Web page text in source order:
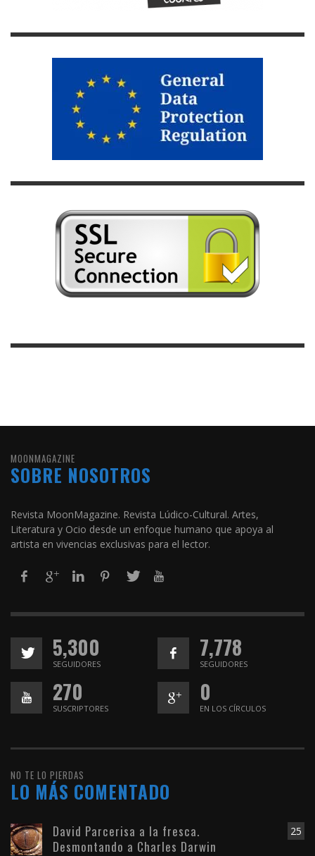
MOONMAGAZINE
SOBRE NOSOTROS
Revista MoonMagazine. Revista Lúdico-Cultural. Artes,
Literatura y Ocio desde un enfoque humano que apoya al
artista en vivencias exclusivas para el lector.
5,300
SEGUIDORES
7,778
SEGUIDORES
270
SUSCRIPTORES
0
EN LOS CÍRCULOS
NO TE LO PIERDAS
LO MÁS COMENTADO
25
David Parcerisa a la fresca.
Desmontando a Charles Darwin